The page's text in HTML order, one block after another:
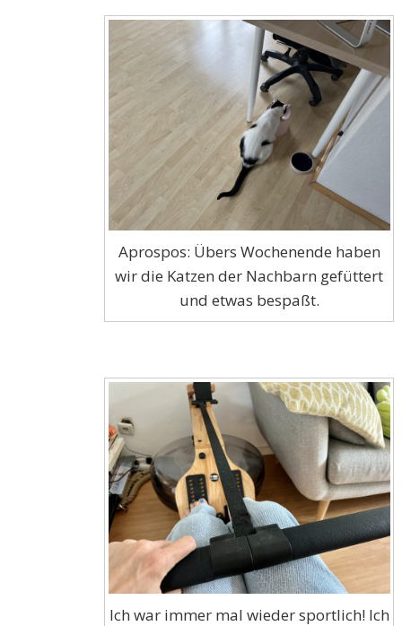
Aprospos: Übers Wochenende haben
wir die Katzen der Nachbarn gefüttert
und etwas bespaßt.
Ich war immer mal wieder sportlich! Ich